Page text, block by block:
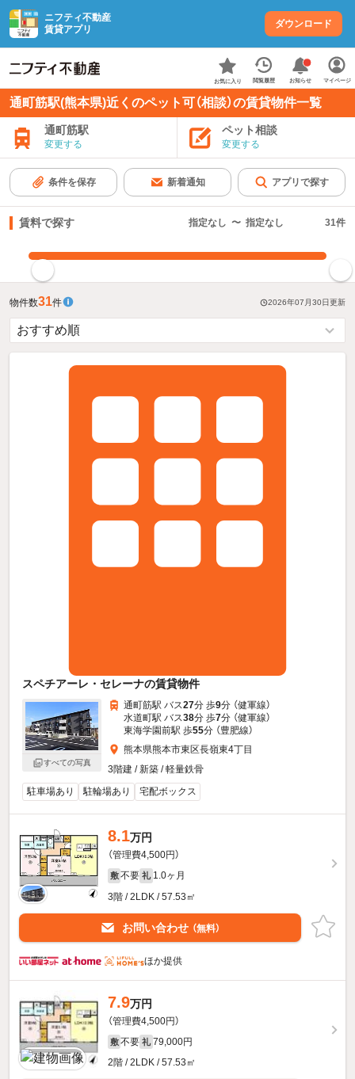
ニフティ不動産
賃貸アプリ
ダウンロード
お気に入り 閲覧履歴 お知らせ マイページ
通町筋駅(熊本県)近くのペット可（相談）の賃貸物件一覧
通町筋駅
変更する
ペット相談
変更する
条件を保存 新着通知 アプリで探す
賃料で探す 指定なし 〜 指定なし 31件
物件数31件 2026年07月30日更新
スペチアーレ・セレーナの賃貸物件
すべての写真
通町筋駅 バス27分 歩9分 （健軍線）
水道町駅 バス38分 歩7分 （健軍線）
東海学園前駅 歩55分 （豊肥線）
熊本県熊本市東区長嶺東4丁目
3階建 / 新築 / 軽量鉄骨
駐車場あり
駐輪場あり 宅配ボックス
8.1万円
（管理費4,500円）
敷 不要 礼 1.0ヶ月
3階 / 2LDK / 57.53㎡
お問い合わせ （無料）
ほか提供
7.9万円
（管理費4,500円）
敷 不要 礼 79,000円
2階 / 2LDK / 57.53㎡